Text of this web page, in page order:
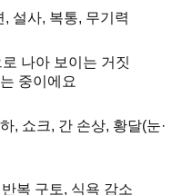
, 설사, 복통, 무기력
나아 보이는 거짓
중이에요
, 쇼크, 간 손상, 황달(눈·
복 구토, 식욕 감소